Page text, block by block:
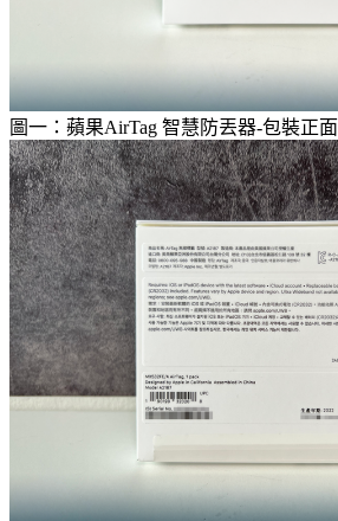
圖一：蘋果AirTag 智慧防丟器-包裝正面